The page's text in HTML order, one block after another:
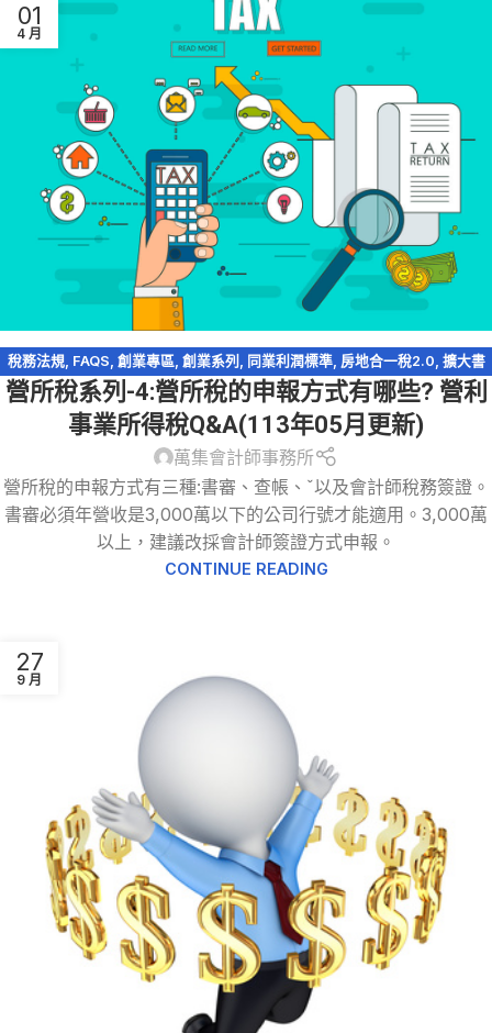
01
4 月
稅務法規, FAQS, 創業專區, 創業系列 , 同業利潤標準, 房地合一稅2.0, 擴大書
審,會計師簽證,查帳申報,營利事業所得稅, 盈虧互抵,稅務問答-營利事業所得
稅,稅務簽證, 股利收入
營所稅系列-4:營所稅的申報方式有哪些? 營利
事業所得稅Q&A(113年05月更新)
萬集會計師事務所
營所稅的申報方式有三種:書審、查帳、ˇ以及會計師稅務簽證。
書審必須年營收是3,000萬以下的公司行號才能適用。3,000萬
以上，建議改採會計師簽證方式申報。
CONTINUE READING
27
9 月